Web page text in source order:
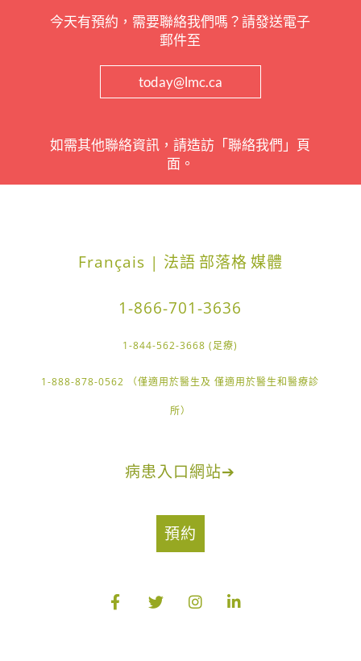
今天有預約，需要聯絡我們嗎？請發送電子
郵件至
today@lmc.ca
如需其他聯絡資訊，請造訪「聯絡我們」頁
面。
Français | 法語 部落格媒體
1-866-701-3636
1-844-562-3668 (足療)
1-888-878-0562 （僅適用於醫生及 僅適用於醫生和醫療診
所）
病患入口網站➔
預約